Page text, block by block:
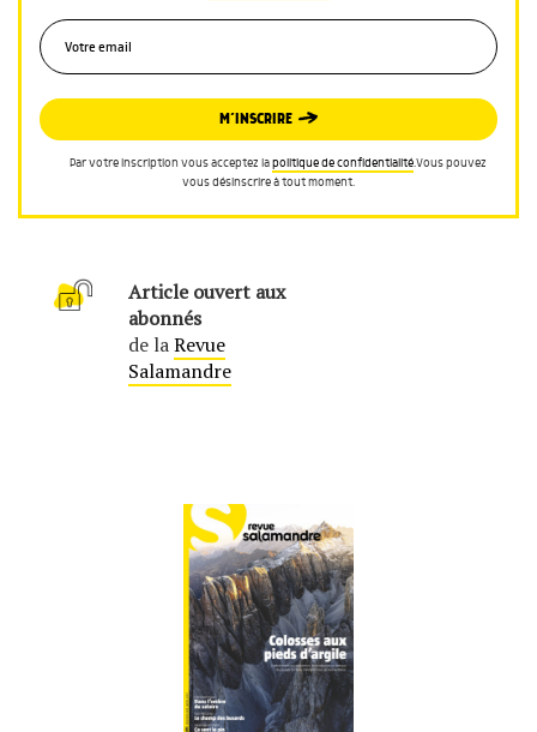
M’INSCRIRE
Par votre inscription vous acceptez la politique de confidentialité.Vous pouvez
vous désinscrire à tout moment.
Article ouvert aux
abonnés
de laRevue
Salamandre